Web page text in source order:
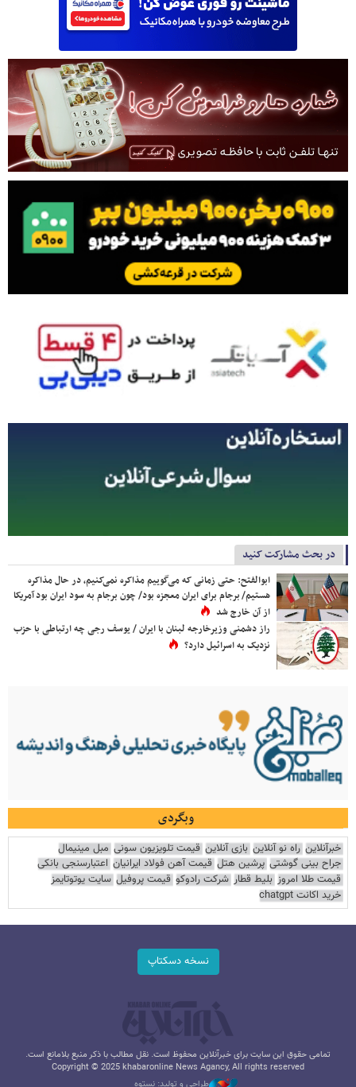
در بحث مشارکت کنید
ابوالفتح: حتی زمانی که می‌گوییم مذاکره نمی‌کنیم، در حال مذاکره
هستیم/ برجام برای ایران معجزه بود/ چون برجام به سود ایران بود آمریکا
از آن خارج شد
راز دشمنی وزیرخارجه لبنان با ایران / یوسف رجی چه ارتباطی با حزب
نزدیک به اسرائیل دارد؟
وبگردی
خبرآنلاین راه نو آنلاین بازی آنلاین قیمت تلویزیون سونی مبل مینیمال
جراح بینی گوشتی پرشین هتل قیمت آهن فولاد ایرانیان اعتبارسنجی بانکی
قیمت طلا امروز بلیط قطار شرکت رادوکو قیمت پروفیل سایت یوتوتایمز
خرید اکانت chatgpt
نسخه دسکتاپ
تمامی حقوق این سایت برای خبرآنلاین محفوظ است. نقل مطالب با ذکر منبع بلامانع است.
Copyright © 2025 khabaronline News Agancy, All rights reserved
طراحی و تولید: نستوه